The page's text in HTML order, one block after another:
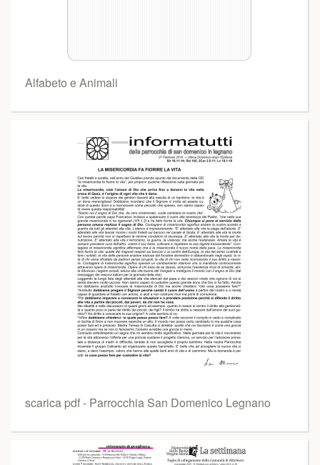
Alfabeto e Animali
scarica pdf - Parrocchia San Domenico Legnano